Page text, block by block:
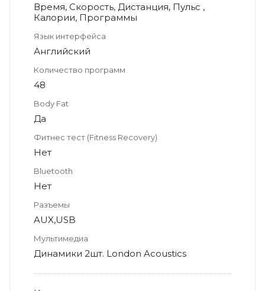
Время, Скорость, Дистанция, Пульс ,
Калории, Программы
Язык интерфейса
Английский
Количество программ
48
Body Fat
Да
Фитнес тест (Fitness Recovery)
Нет
Bluetooth
Нет
Разъемы
AUX,USB
Мультимедиа
Динамики 2шт. London Acoustics